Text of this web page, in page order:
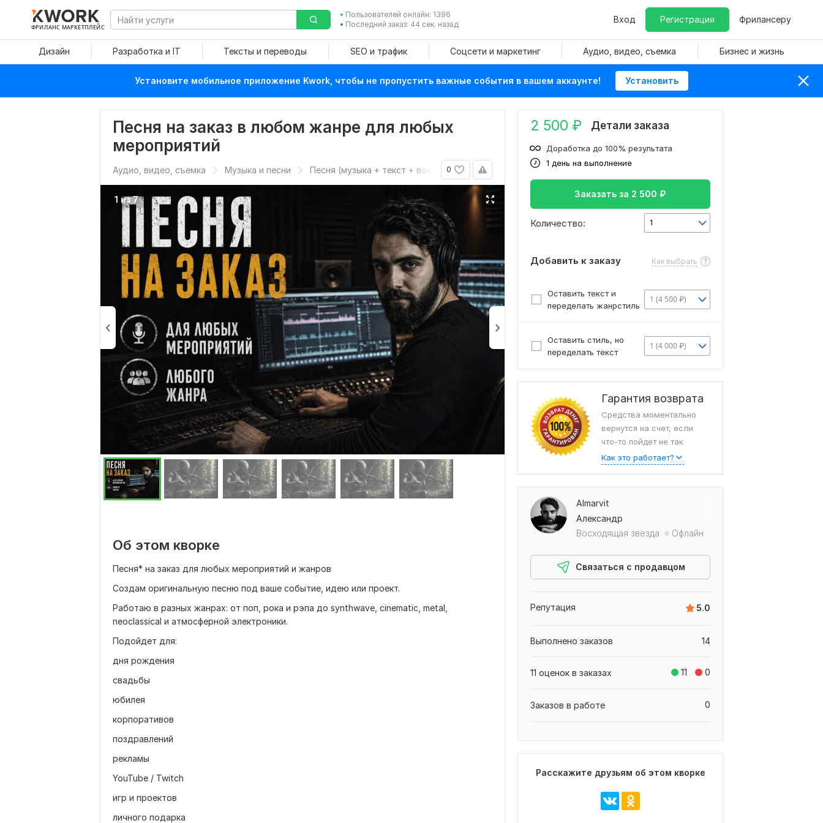
ФРИЛАНС МАРКЕТПЛЕЙС
Пользователей онлайн: 1396
Последний заказ: 44 сек. назад
Вход Регистрация Фрилансеру
Дизайн Разработка и IT Тексты и переводы SEO и трафик Соцсети и маркетинг Аудио, видео, съемка Бизнес и жизнь
Установите мобильное приложение Kwork, чтобы не пропустить важные события в вашем аккаунте! Установить
Песня на заказ в любом жанре для любых
мероприятий
0
Аудио, видео, съемка Музыка и песни Песня (музыка + текст + вокал)
1 из 7
Об этом кворке
Песня* на заказ для любых мероприятий и жанров
Создам оригинальную песню под ваше событие, идею или проект.
Работаю в разных жанрах: от поп, рока и рэпа до synthwave, cinematic, metal,
neoclassical и атмосферной электроники.
Подойдет для:
дня рождения
свадьбы
юбилея
корпоративов
поздравлений
рекламы
YouTube / Twitch
игр и проектов
личного подарка
2 500 ₽ Детали заказа
1 день на выполнение
Доработка до 100% результата
Заказать за 2 500 ₽
Количество: 1
Добавить к заказу Как выбрать
Оставить текст и
переделать жанрстиль
1 (4 500 ₽)
Оставить стиль, но
переделать текст
1 (4 000 ₽)
Гарантия возврата
Средства моментально
вернутся на счет, если
что-то пойдет не так
Как это работает?
Almarvit
Александр
Восходящая звезда
Офлайн
Связаться с продавцом
5.0
Репутация
14
Выполнено заказов
11 0
11 оценок в заказах
0
Заказов в работе
Расскажите друзьям об этом кворке